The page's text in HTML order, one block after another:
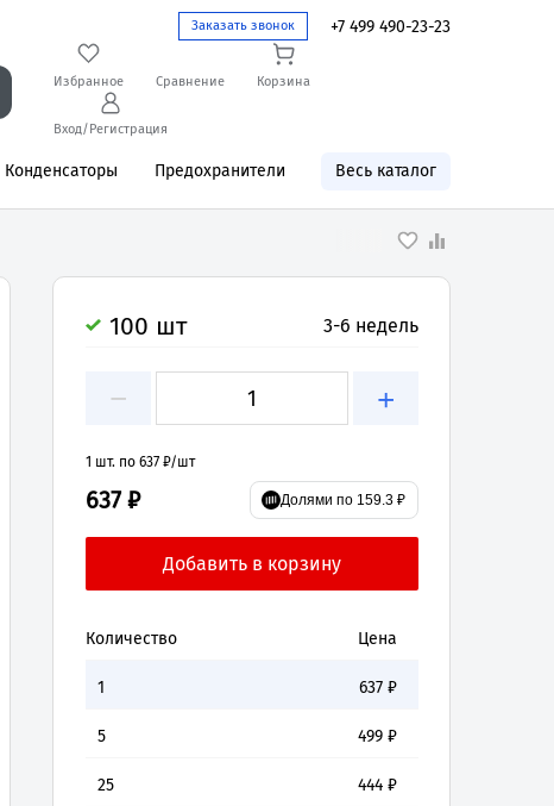
Заказать звонок +7 499 490-23-23
Избранное Сравнение Корзина
Вход/Регистрация
Конденсаторы Предохранители Весь каталог
100 шт 3-6 недель
− +
1 шт. по 637 ₽/шт
637 ₽ Долями по 159.3 ₽
Количество Цена
1 637 ₽
5 499 ₽
25 444 ₽